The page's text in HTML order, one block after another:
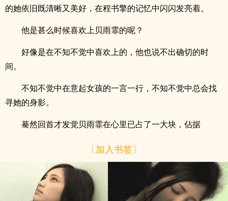
的她依旧既清晰又美好，在程书擎的记忆中闪闪发亮着。
他是甚么时候喜欢上贝雨霏的呢？
好像是在不知不觉中喜欢上的，他也说不出确切的时
间。
不知不觉中在意起女孩的一言一行，不知不觉中总会找
寻她的身影。
驀然回首才发觉贝雨霏在心里已占了一大块，佔据
〔加入书签〕